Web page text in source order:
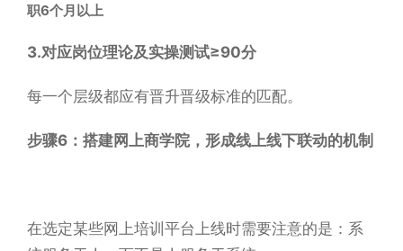
职6个月以上
3.对应岗位理论及实操测试≥90分
每一个层级都应有晋升晋级标准的匹配。
步骤6：搭建网上商学院，形成线上线下联动的机制
在选定某些网上培训平台上线时需要注意的是：系